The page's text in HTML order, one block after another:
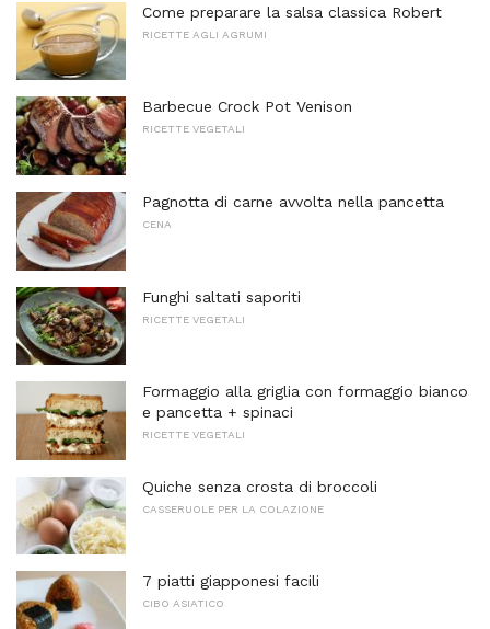
Come preparare la salsa classica Robert
RICETTE AGLI AGRUMI
Barbecue Crock Pot Venison
RICETTE VEGETALI
Pagnotta di carne avvolta nella pancetta
CENA
Funghi saltati saporiti
RICETTE VEGETALI
Formaggio alla griglia con formaggio bianco
e pancetta + spinaci
RICETTE VEGETALI
Quiche senza crosta di broccoli
CASSERUOLE PER LA COLAZIONE
7 piatti giapponesi facili
CIBO ASIATICO